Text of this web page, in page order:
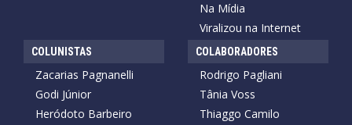
Na Mídia
Viralizou na Internet
COLUNISTAS
Zacarias Pagnanelli
Godi Júnior
Heródoto Barbeiro
COLABORADORES
Rodrigo Pagliani
Tânia Voss
Thiaggo Camilo